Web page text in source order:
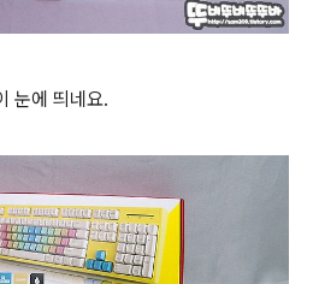
눈에 띄네요.